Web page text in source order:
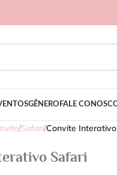
GÊNERO FALE
/Safari/Convite
Safari